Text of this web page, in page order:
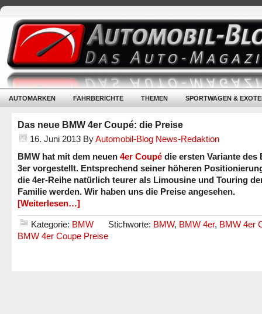
AUTOMARKEN FAHRBERICHTE THEMEN SPORTWAGEN &
Das neue BMW 4er Coupé: die Preise
16. Juni 2013 ByAutomobil-Blog News-Redaktion
BMW hat mit dem neuen 4er Coupé die ersten Variante des
3er vorgestellt. Entsprechend seiner höheren
die 4er-Reihe natürlich teurer als Limousine und Touring
Familie werden. Wir haben uns die Preise angesehen.
[Weiterlesen…]
Kategorie: BMW Stichworte: BMW, BMW 4er, BMW 4er
BMW 4er Coupe Preise